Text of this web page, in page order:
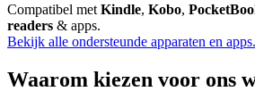
Compatibel met Kindle, Kobo,
readers & apps.
Bekijk alle ondersteunde apparaten en apps.
Waarom kiezen voor ons